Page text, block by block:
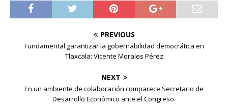
PREVIOUS
Fundamental garantizar la gobernabilidad democrática en
Tlaxcala: Vicente Morales Pérez
NEXT
En un ambiente de colaboración comparece Secretario de
Desarrollo Económico ante el Congreso